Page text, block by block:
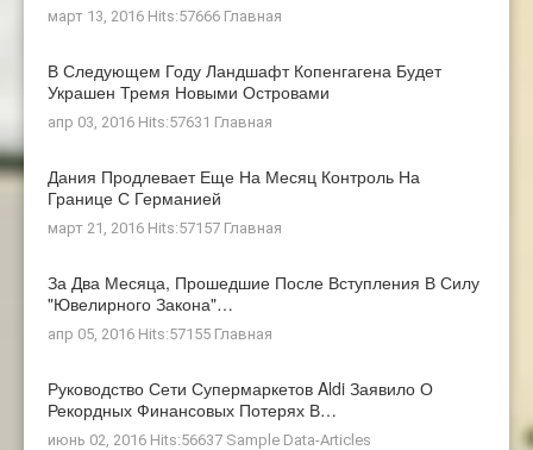
март 13, 2016 Hits:57666 Главная
В Следующем Году Ландшафт Копенгагена Будет
Украшен Тремя Новыми Островами
апр 03, 2016 Hits:57631 Главная
Дания Продлевает Еще На Месяц Контроль На
Границе С Германией
март 21, 2016 Hits:57157 Главная
За Два Месяца, Прошедшие После Вступления В Силу
"ювелирного Закона"…
апр 05, 2016 Hits:57155 Главная
Руководство Сети Супермаркетов Aldi Заявило О
Рекордных Финансовых Потерях В…
июнь 02, 2016 Hits:56637 Sample Data-Articles